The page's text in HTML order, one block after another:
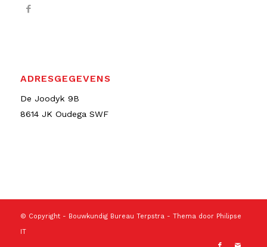
ADRESGEGEVENS
De Joodyk 9B
8614 JK Oudega SWF
© Copyright - Bouwkundig Bureau Terpstra- Thema door Philipse
IT